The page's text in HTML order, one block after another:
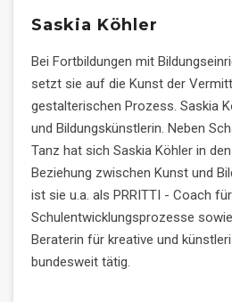
Saskia Köhler
Bei Fortbildungen mit
setzt sie auf die Kunst der
gestalterischen Prozess. Saskia
und Bildungskünstlerin. Neben
Tanz hat sich Saskia Köhler in
Beziehung zwischen Kunst und
ist sie u.a. als PRRITTI - Coach für
Schulentwicklungsprozesse
Beraterin für kreative und
bundesweit tätig.